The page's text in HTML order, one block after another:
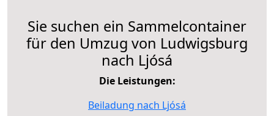
Sie suchen ein Sammelcontainer
für den Umzug von Ludwigsburg
nach Ljósá
Die Leistungen:
Beiladung nach Ljósá